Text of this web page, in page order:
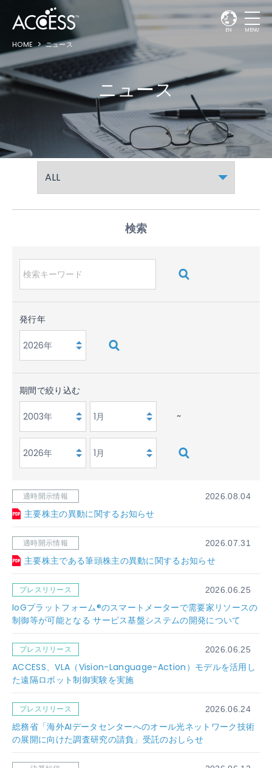
EN MENU
HOME ニュース
ニュース
検索
発行年
期間で絞り込む
~
適時開示情報 2026.08.04
主要株主の異動に関するお知らせ
適時開示情報 2026.07.31
主要株主である筆頭株主の異動に関するお知らせ
プレスリリース 2026.06.25
IoGプラットフォーム®のスマートメーターで需要家リソースの
制御等が可能となる サービス基盤システムの開発について
プレスリリース 2026.06.25
ACCESS、VLA（Vision-Language-Action）モデルを活用し
た遠隔ロボット制御実験を実施
プレスリリース 2026.06.24
総務省「海外AIデータセンターへのオール光ネットワーク技術
の展開に向けた調査研究の請負」受託のおしらせ